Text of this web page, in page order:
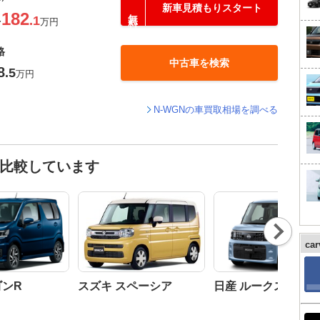
182.1万円
新車見積もりスタート
.5万円
中古車を検索
N-WGNの車買取相場を調べる
較しています
R スズキ スペーシア 日産 ルークス
Nex
t